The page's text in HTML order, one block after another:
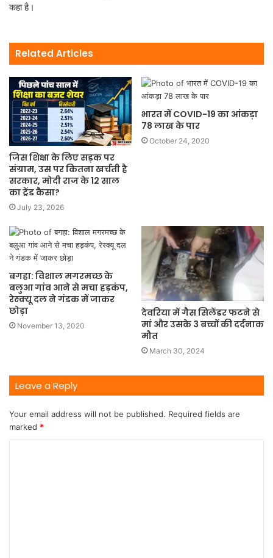
कहा है।
Related Articles
जिस शिक्षा के लिए सड़क पर
संग्राम, उस पर कितना खर्चती है
सरकार, मोदी राज के 12 साल
का ट्रेंड कैसा?
July 23, 2026
भारत में COVID-19 का आंकड़ा
78 लाख के पार
October 24, 2020
बगहा: विशाल मगरमच्छ के
बलुआ गांव आने से मचा हड़कंप,
रेस्क्यू दल ने गंडक में जाकर
छोड़ा
November 13, 2020
देवरिया में गैस सिलेंडर फटने से
मां और उसके 3 बच्चों की दर्दनाक
मौत
March 30, 2024
Leave a Reply
Your email address will not be published. Required fields are
marked *